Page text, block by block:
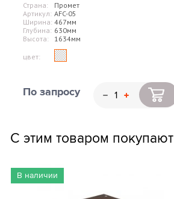
Страна:
Промет
Артикул: AFC-05
Ширина: 467мм
Глубина: 630мм
Высота:
1634мм
цвет:
По запросу
С этим товаром покупают
В наличии